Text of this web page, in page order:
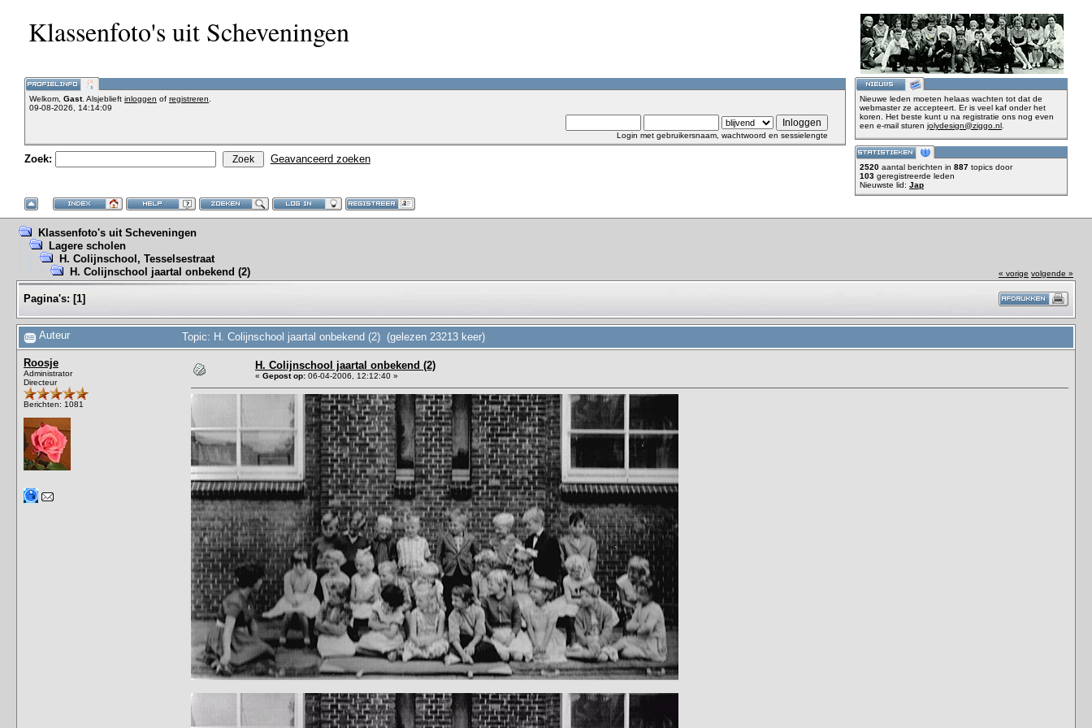
Klassenfoto's uit Scheveningen
Welkom, Gast. Alsjeblieft inloggen of registreren
09-08-2026, 14:14:09
Login met gebruikersnaam, wachtwoord en sessielengte
Zoek: Geavanceerd zoeken
Nieuwe leden moeten helaas wachten tot dat de
webmaster ze accepteert. Er is veel kaf onder het
koren. Het beste kunt u na registratie ons nog even
een e-mail sturen jolydesign@ziggo.nl
2520 aantal berichten in 887 topics door
103 geregistreerde leden
Nieuwste lid: Jap
Klassenfoto's uit Scheveningen
Lagere scholen
H. Colijnschool, Tesselsestraat
H. Colijnschool jaartal onbekend (2)
« vorige volgende »
Pagina's: [1]
Auteur Topic: H. Colijnschool jaartal onbekend (2) (gelezen 23213 keer)
Roosje
Administrator
Directeur
Berichten: 1081
H. Colijnschool jaartal onbekend (2)
« Gepost op: 06-04-2006, 12:12:40 »